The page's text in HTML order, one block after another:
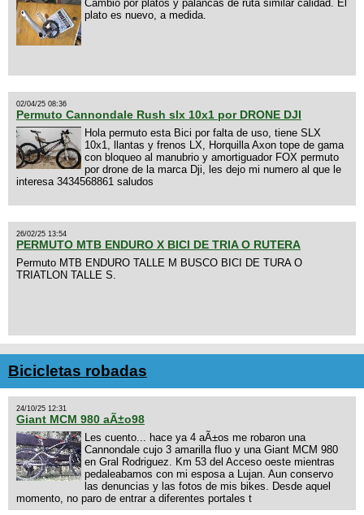
Cambio por platos y palancas de ruta similar calidad. El
plato es nuevo, a medida.
02/04/25 08:36
Permuto Cannondale Rush slx 10x1 por DRONE DJI
Hola permuto esta Bici por falta de uso, tiene SLX
10x1, llantas y frenos LX, Horquilla Axon tope de gama
con bloqueo al manubrio y amortiguador FOX permuto
por drone de la marca Dji, les dejo mi numero al que le
interesa 3434568861 saludos
26/02/25 13:54
PERMUTO MTB ENDURO X BICI DE TRIA O RUTERA
Permuto MTB ENDURO TALLE M BUSCO BICI DE TURA O
TRIATLON TALLE S.
Bicicletas robadas
24/10/25 12:31
Giant MCM 980 aÃ±o98
Les cuento... hace ya 4 aÃ±os me robaron una
Cannondale cujo 3 amarilla fluo y una Giant MCM 980
en Gral Rodriguez. Km 53 del Acceso oeste mientras
pedaleabamos con mi esposa a Lujan. Aun conservo
las denuncias y las fotos de mis bikes. Desde aquel
momento, no paro de entrar a diferentes portales t